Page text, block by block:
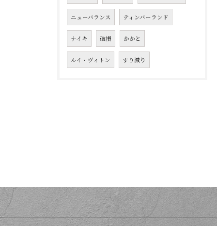
ニューバランス ティンバーランド
ナイキ 破損 かかと
ルイ・ヴィトン すり減り